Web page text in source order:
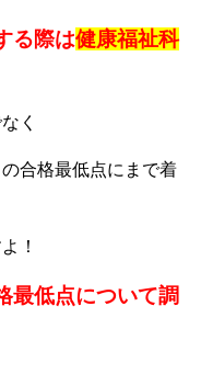
る際は健康福祉科
く
合格最低点にまで着
！
最低点について調